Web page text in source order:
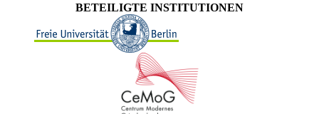
BETEILIGTE INSTITUTIONEN